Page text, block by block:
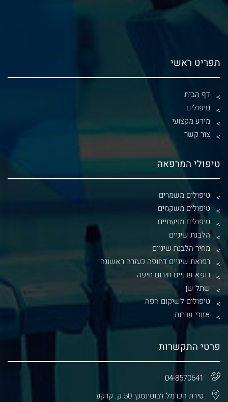
תפריט ראשי
דף הבית
טיפולים
מידע מקצועי
צור קשר
טיפולי המרפאה
טיפולים משמרים
טיפולים משקמים
טיפולים מניעתיים
הלבנת שיניים
מחיר הלבנת שיניים
רפואת שיניים דחופה כעזרה ראשונה
רופא שיניים חירום חיפה
שתל שן
טיפולים לשיקום הפה
אזורי שירות
פרטי התקשרות
04-8570641
טירת הכרמל ז׳בוטינסקי 50 ק. קרקע